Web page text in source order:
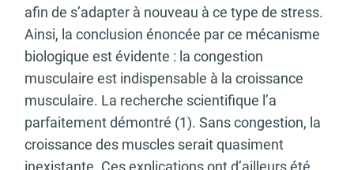
afin de s’adapter à nouveau à ce type de stress.
Ainsi, la conclusion énoncée par ce mécanisme
biologique est évidente : la congestion
musculaire est indispensable à la croissance
musculaire. La recherche scientifique l’a
parfaitement démontré (1). Sans congestion, la
croissance des muscles serait quasiment
inexistante. Ces explications ont d’ailleurs été